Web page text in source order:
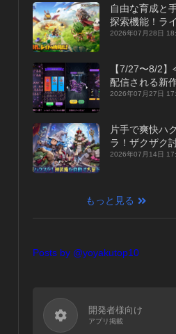
自由な育成と
探索機能！ラ
ジュアル
征』【最新作
P】
2026年07月28日
【7/27〜8/2】
配信される新
ホゲームをまと
年】
2026年07月27日
片手で爽快ハ
ラ！ザクザク
て神装備を集め
【最新作
2026年07月14日
もっと見る
Posts by @yoyakutop10
開発者様向け
アプリ掲載